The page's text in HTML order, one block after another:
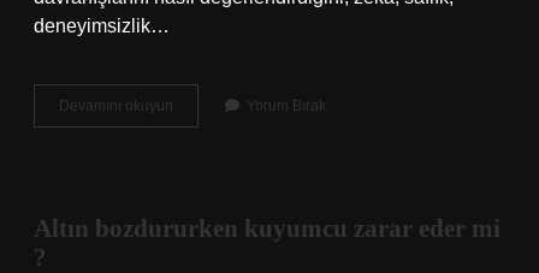
deneyimsizlik…
Devamını okuyun
adam
Yorum Bırak
Altın bozdururken kuyumcu zarar eder mi
?